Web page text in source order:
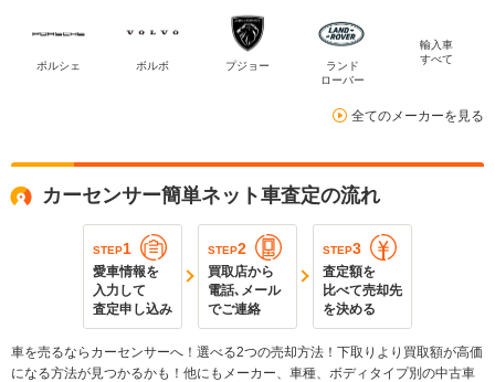
ポルシェ ボルボ プジョー
ランド
ローバー
輸入車
すべて
全てのメーカーを見る
カーセンサー簡単ネット車査定の流れ
STEP1
愛車情報を
入力して
査定申し込み
STEP2
買取店から
電話､メール
でご連絡
STEP3
査定額を
比べて売却先
を決める
車を売るならカーセンサーへ！選べる2つの売却方法！下取りより買取額が高価
になる方法が見つかるかも！他にもメーカー、車種、ボディタイプ別の中古車